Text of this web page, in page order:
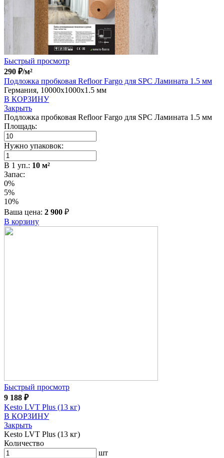
Быстрый просмотр
290 ₽/м²
Подложка пробковая Refloor Fargo для SPC Ламината 1.5 мм
Германия, 10000x1000x1.5 мм
В КОРЗИНУ
Закрыть
Подложка пробковая Refloor Fargo для SPC Ламината 1.5 мм
Площадь:
Нужно упаковок:
В 1 уп.: 10 м²
Запас:
0%
5%
10%
Ваша цена: 2 900 ₽
В корзину
Быстрый просмотр
9 188 ₽
Kesto LVT Plus (13 кг)
В КОРЗИНУ
Закрыть
Kesto LVT Plus (13 кг)
Количество
шт